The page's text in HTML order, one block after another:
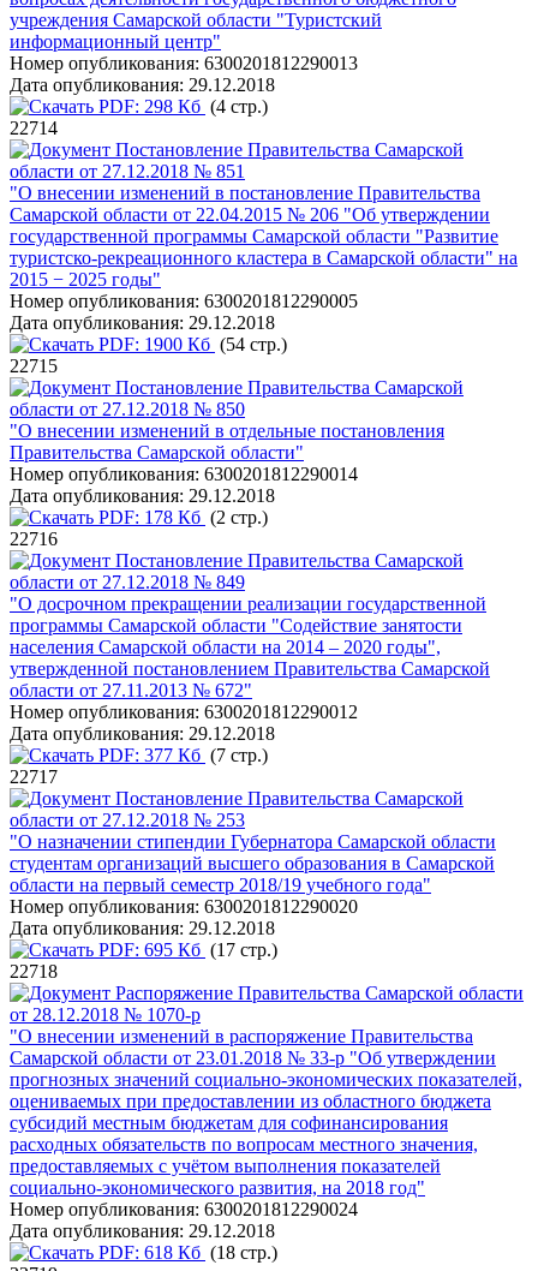
учреждения Самарской области "Туристский
информационный центр"
Номер опубликования: 6300201812290013
Дата опубликования: 29.12.2018
PDF: 298 Кб (4 стр.)
22714
Постановление Правительства Самарской
области от 27.12.2018 № 851
"О внесении изменений в постановление Правительства
Самарской области от 22.04.2015 № 206 "Об утверждении
государственной программы Самарской области "Развитие
туристско-рекреационного кластера в Самарской области" на
2015 − 2025 годы"
Номер опубликования: 6300201812290005
Дата опубликования: 29.12.2018
PDF: 1900 Кб (54 стр.)
22715
Постановление Правительства Самарской
области от 27.12.2018 № 850
"О внесении изменений в отдельные постановления
Правительства Самарской области"
Номер опубликования: 6300201812290014
Дата опубликования: 29.12.2018
PDF: 178 Кб (2 стр.)
22716
Постановление Правительства Самарской
области от 27.12.2018 № 849
"О досрочном прекращении реализации государственной
программы Самарской области "Содействие занятости
населения Самарской области на 2014 – 2020 годы",
утвержденной постановлением Правительства Самарской
области от 27.11.2013 № 672"
Номер опубликования: 6300201812290012
Дата опубликования: 29.12.2018
PDF: 377 Кб (7 стр.)
22717
Постановление Правительства Самарской
области от 27.12.2018 № 253
"О назначении стипендии Губернатора Самарской области
студентам организаций высшего образования в Самарской
области на первый семестр 2018/19 учебного года"
Номер опубликования: 6300201812290020
Дата опубликования: 29.12.2018
PDF: 695 Кб (17 стр.)
22718
Распоряжение Правительства Самарской области
от 28.12.2018 № 1070-р
"О внесении изменений в распоряжение Правительства
Самарской области от 23.01.2018 № 33-р "Об утверждении
прогнозных значений социально-экономических показателей,
оцениваемых при предоставлении из областного бюджета
субсидий местным бюджетам для софинансирования
расходных обязательств по вопросам местного значения,
предоставляемых с учётом выполнения показателей
социально-экономического развития, на 2018 год"
Номер опубликования: 6300201812290024
Дата опубликования: 29.12.2018
PDF: 618 Кб (18 стр.)